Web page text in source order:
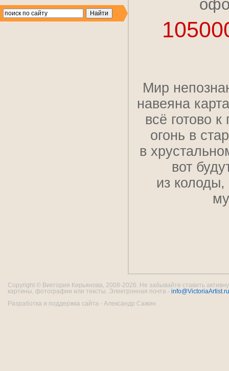
Мир
навеяна
всё готово
огонь в
в
вот
из
Copyright © Виктория Кирьянова, 2008-2026. Не забывайте ставить
картины, фотографии или тексты. Электронная почта - info@VictoriaArtist.ru
Разработка и поддержка сайта - Александр Сажин